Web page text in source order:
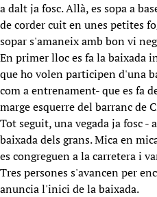
a dalt ja fosc. Allà, es sopa a
de corder cuit en unes petites
sopar s'amaneix amb bon vi
En primer lloc es fa la baixada
que ho volen participen d'una
com a entrenament- que es fa
marge esquerre del barranc de
Tot seguit, una vegada ja fosc -
baixada dels grans. Mica en
es congreguen a la carretera i
Tres persones s'avancen per
anuncia l'inici de la baixada.